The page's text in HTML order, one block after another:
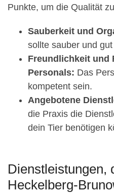
Punkte, um die Qualität
Sauberkeit und
sollte sauber und
Freundlichkeit und
Personals: Das
kompetent sein.
Angebotene
die Praxis die
dein Tier benötigen
Dienstleistungen,
Heckelberg-